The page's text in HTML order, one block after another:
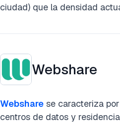
ciudad) que la densidad
Webshare
Webshare se caracteriza
centros de datos y